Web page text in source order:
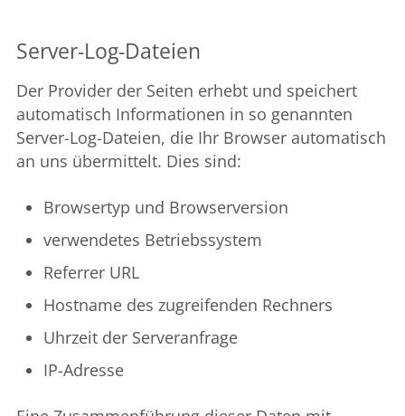
Server-Log-Dateien
Der Provider der Seiten erhebt und speichert
automatisch Informationen in so genannten
Server-Log-Dateien, die Ihr Browser automatisch
an uns übermittelt. Dies sind:
Browsertyp und Browserversion
verwendetes Betriebssystem
Referrer URL
Hostname des zugreifenden Rechners
Uhrzeit der Serveranfrage
IP-Adresse